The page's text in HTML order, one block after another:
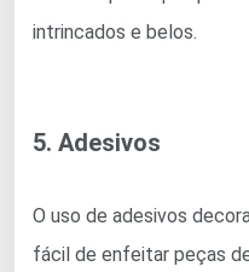
intrincados e belos.
5. Adesivos
O uso de adesivos
fácil de enfeitar peças